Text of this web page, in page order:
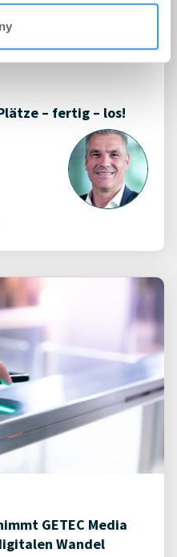
– fertig – los!
GETEC Media
Wandel